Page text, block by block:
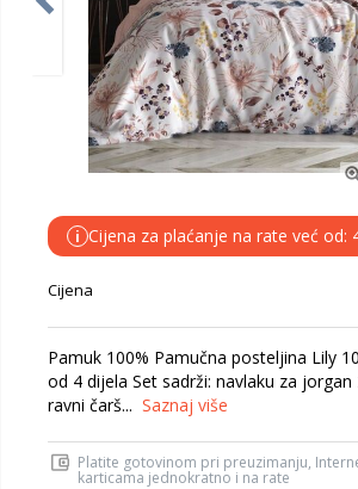
i Cijena za plaćanje na rate već od:
Cijena
Pamuk 100% Pamučna posteljina Lily
od 4 dijela Set sadrži: navlaku za jorgan
ravni čarš... Saznaj više
Platite gotovinom pri preuzimanju,
karticama jednokratno i na rate